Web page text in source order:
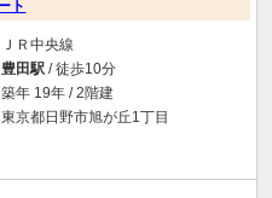
ト
ＪＲ中央線
豊田駅 / 徒歩10分
築年 19年 / 2階建
東京都日野市旭が丘1丁目